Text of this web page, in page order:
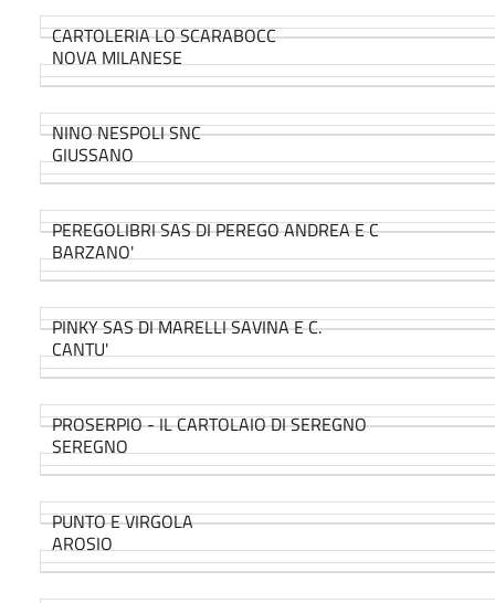
CARTOLERIA LO SCARABOCC
NOVA MILANESE
NINO NESPOLI SNC
GIUSSANO
PEREGOLIBRI SAS DI PEREGO ANDREA E C
BARZANO'
PINKY SAS DI MARELLI SAVINA E C.
CANTU'
PROSERPIO - IL CARTOLAIO DI SEREGNO
SEREGNO
PUNTO E VIRGOLA
AROSIO